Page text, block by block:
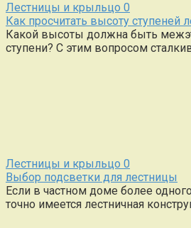
Лестницы и крыльцо 0
Как просчитать высоту ступеней
Какой высоты должна быть
ступени? С этим вопросом
Лестницы и крыльцо 0
Выбор подсветки для лестницы
Если в частном доме более
точно имеется лестничная